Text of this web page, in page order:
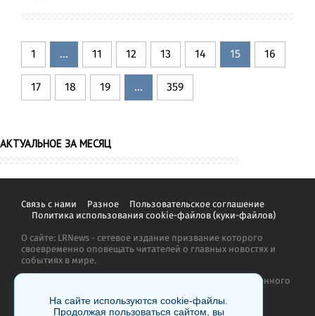
1 ... 11 12 13 14 15
16
17
18 19 ... 359
АКТУАЛЬНОЕ ЗА МЕСЯЦ
Связь с нами Разное Пользовательское соглашение
Политика использования cookie-файлов (куки-файлов)
О сайте: LRNews - сетевое издание призвание которого
своевременно оповещать читателей о главных новостях и
событиях в мире.
Копирование материалов сайта запрещено без письменного
На сайте используются cookie-файлы.
Продолжая пользоваться сайтом, вы